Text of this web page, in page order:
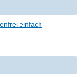
einfach